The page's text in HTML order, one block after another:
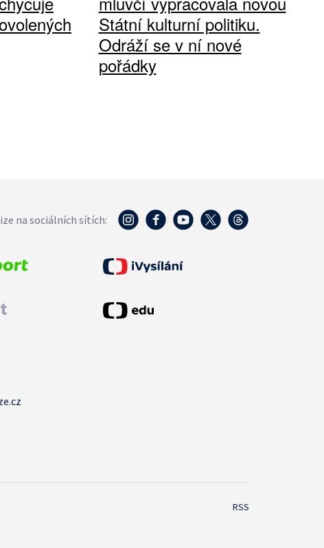
Státní kulturní politiku.
Odráží se v ní nové
pořádky
na sociálních sítích:
RSS